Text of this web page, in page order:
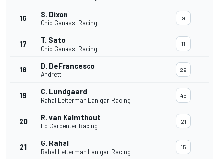
16 S. Dixon
Chip Ganassi Racing
9
17 T. Sato
Chip Ganassi Racing
11
18 D. DeFrancesco
Andretti
29
19 C. Lundgaard
Rahal Letterman Lanigan Racing
45
20 R. van Kalmthout
Ed Carpenter Racing
21
21 G. Rahal
Rahal Letterman Lanigan Racing
15